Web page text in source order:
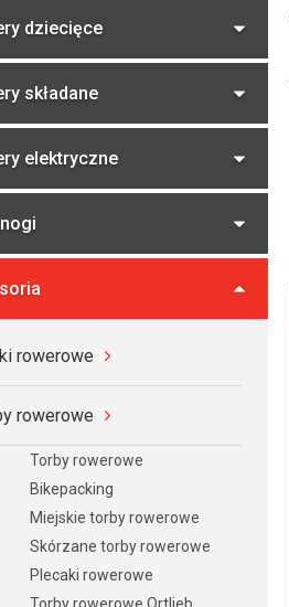
dziecięce
składane
elektryczne
rowerowe
rowerowe
Torby rowerowe
Bikepacking
Miejskie torby rowerowe
Skórzane torby rowerowe
Plecaki rowerowe